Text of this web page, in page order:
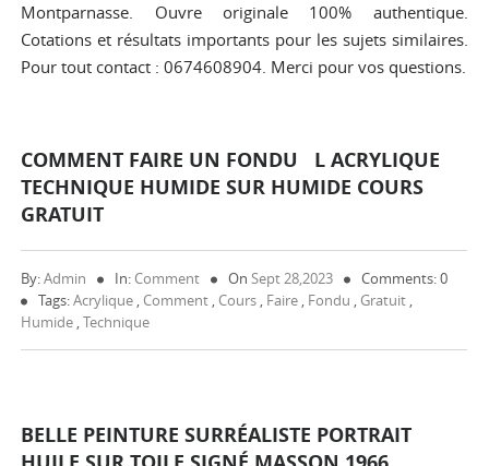
Montparnasse. Ouvre originale 100% authentique.
Cotations et résultats importants pour les sujets similaires.
Pour tout contact : 0674608904. Merci pour vos questions.
COMMENT FAIRE UN FONDU L ACRYLIQUE
TECHNIQUE HUMIDE SUR HUMIDE COURS
GRATUIT
By:Admin In: Comment OnSept 28,2023
Comments: 0
Tags:Acrylique , Comment , Cours , Faire , Fondu , Gratuit ,
Humide ,Technique
BELLE PEINTURE SURRÉALISTE PORTRAIT